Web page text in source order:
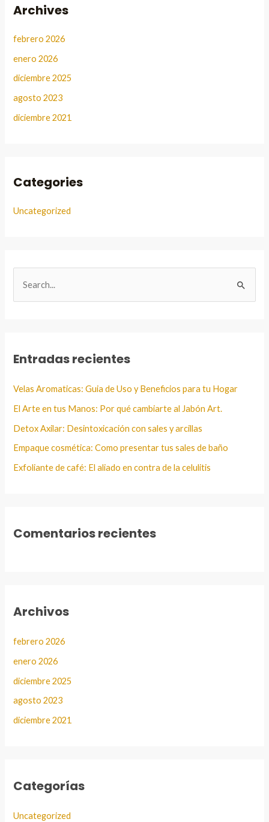
Archives
febrero 2026
enero 2026
diciembre 2025
agosto 2023
diciembre 2021
Categories
Uncategorized
r
Entradas recientes
Velas Aromaticas: Guia de Uso y Beneficios para tu Hogar
El Arte en tus Manos: Por qué cambiarte al Jabón Art.
Detox Axilar: Desintoxicación con sales y arcillas
Empaque cosmética: Como presentar tus sales de baño
Exfoliante de café: El aliado en contra de la celulitis
Comentarios recientes
Archivos
febrero 2026
enero 2026
diciembre 2025
agosto 2023
diciembre 2021
Categorías
Uncategorized